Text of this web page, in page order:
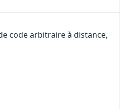
code arbitraire à distance,